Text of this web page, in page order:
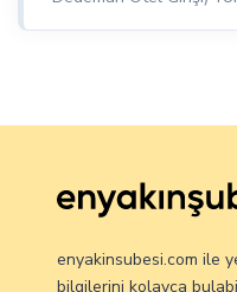
enyakinsubesi.com ile
bilgilerini kolayca